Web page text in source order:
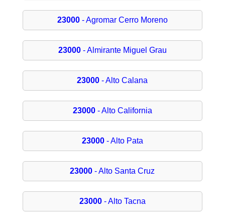
23000- Agromar Cerro Moreno
23000- Almirante Miguel Grau
23000 - Alto Calana
23000- Alto California
23000- Alto Pata
23000 - Alto Santa Cruz
23000- Alto Tacna